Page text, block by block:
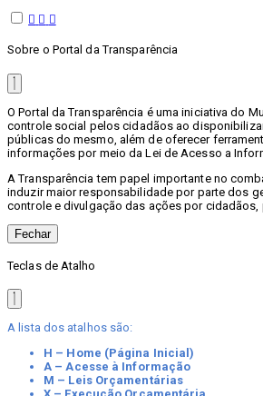
Sobre o Portal da Transparência
O Portal da Transparência é uma iniciativa do
controle social pelos cidadãos ao
públicas do mesmo, além de oferecer
informações por meio da Lei de Acesso a
A Transparência tem papel importante no
induzir maior responsabilidade por parte dos
controle e divulgação das ações por cidadãos,
Fechar
Teclas de Atalho
A lista dos atalhos são:
H – Home (Página Inicial)
A – Acesse à Informação
M – Leis Orçamentárias